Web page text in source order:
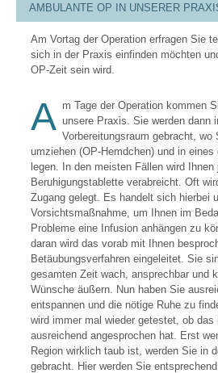
AMBULANTE OP IN UNSERER
Am Vortag der Operation erfragen Sie
sich in der Praxis einfinden möchten
OP-Zeit sein wird.
A m Tage der Operation kommen
unsere Praxis. Sie werden dann
Vorbereitungsraum gebracht, wo
umziehen (OP-Hemdchen) und in
legen. In den meisten Fällen wird
Beruhigungstablette verabreicht. Oft
Zugang gelegt. Es handelt sich hierbei
Vorsichtsmaßnahme, um Ihnen im
Probleme eine Infusion anhängen zu
daran wird das vorab mit Ihnen
Betäubungsverfahren eingeleitet. Sie
gesamten Zeit wach, ansprechbar und
Wünsche äußern. Nun haben Sie
entspannen und die nötige Ruhe zu
wird immer mal wieder getestet, ob
ausreichend angesprochen hat. Erst
Region wirklich taub ist, werden Sie in
gebracht. Hier werden Sie